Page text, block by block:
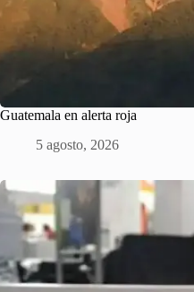
Guatemala en alerta roja
5 agosto, 2026